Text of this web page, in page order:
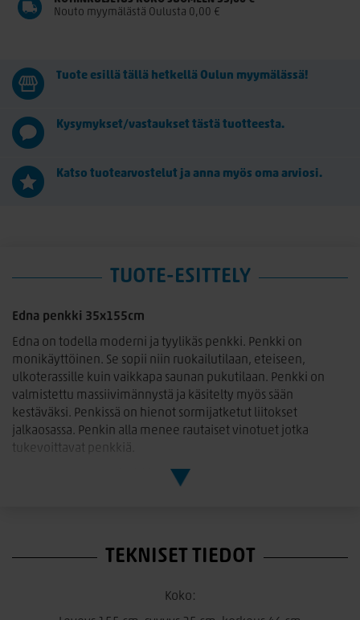
Nouto myymälästä Oulusta 0,00 €
Tuote esillä tällä hetkellä Oulun myymälässä!
Kysymykset/vastaukset tästä tuotteesta.
Katso tuotearvostelut ja anna myös oma arviosi.
TUOTE-ESITTELY
Edna penkki 35x155cm
Edna on todella moderni ja tyylikäs penkki. Penkki on
monikäyttöinen. Se sopii niin ruokailutilaan, eteiseen,
ulkoterassille kuin vaikkapa saunan pukutilaan. Penkki on
valmistettu massiivimännystä ja käsitelty myös sään
kestäväksi. Penkissä on hienot sormijatketut liitokset
jalkaosassa. Penkin alla menee rautaiset vinotuet jotka
tukevoittavat penkkiä.
vedetään harjauskoneen läpi, jolla luodaan rustiikkinen ja
luonnolliset epätasaisuudet kauniisti esille. Sydänpuu luo
pintaan uria ja epätasaisuuksia, jotka kuuluvat tuotteen
TEKNISET TIEDOT
Koko: